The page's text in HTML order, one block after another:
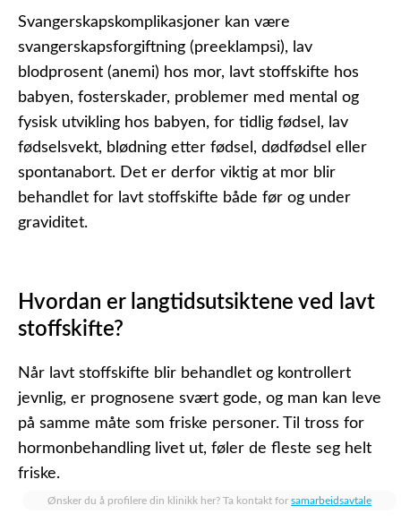
Svangerskapskomplikasjoner kan være
svangerskapsforgiftning (preeklampsi), lav
blodprosent (anemi) hos mor, lavt stoffskifte hos
babyen, fosterskader, problemer med mental og
fysisk utvikling hos babyen, for tidlig fødsel, lav
fødselsvekt, blødning etter fødsel, dødfødsel eller
spontanabort. Det er derfor viktig at mor blir
behandlet for lavt stoffskifte både før og under
graviditet.
Hvordan er langtidsutsiktene ved lavt
stoffskifte?
Når lavt stoffskifte blir behandlet og kontrollert
jevnlig, er prognosene svært gode, og man kan leve
på samme måte som friske personer. Til tross for
hormonbehandling livet ut, føler de fleste seg helt
friske.
Ønsker du å profilere din klinikk her? Ta kontakt for samarbeidsavtale